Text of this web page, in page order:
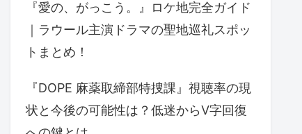
『愛の、がっこう。』ロケ地完全ガイド
｜ラウール主演ドラマの聖地巡礼スポッ
トまとめ！
『DOPE 麻薬取締部特捜課』視聴率の現
状と今後の可能性は？低迷からV字回復